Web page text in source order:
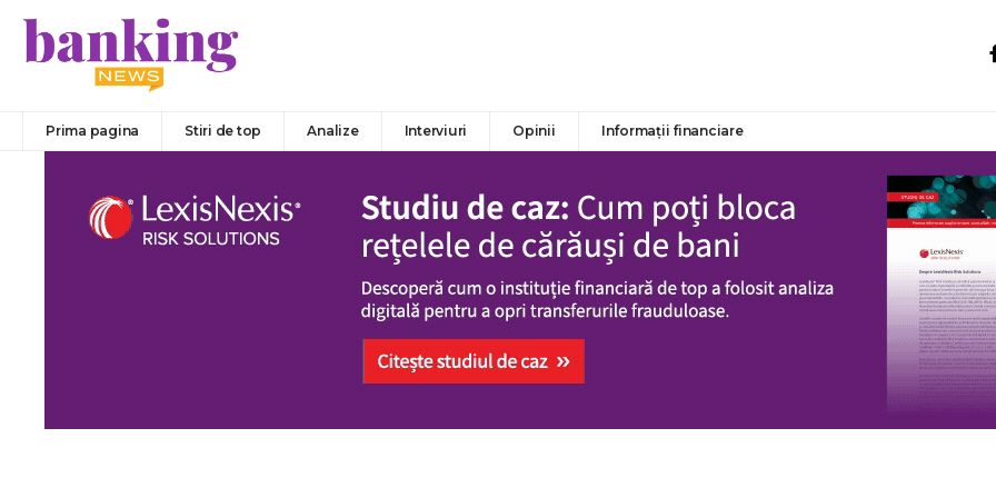
Prima pagina Stiri de top Analize Interviuri Opinii Informații financiare